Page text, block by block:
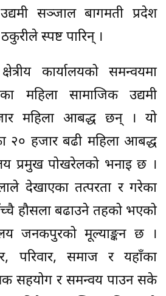
सञ्जाल बागमती प्रदेश
स्पष्ट पारिन् ।
कार्यालयको समन्वयमा
महिला सामाजिक उद्यमी
महिला आबद्ध छन् । यो
२० हजार बढी महिला आबद्ध
प्रमुख पोखरेलको भनाइ छ ।
देखाएका तत्परता र गरेका
हौसला बढाउने तहको भएको
जनकपुरको मूल्याङ्कन छ ।
परिवार, समाज र यहाँका
सहयोग र समन्वय पाउन सके